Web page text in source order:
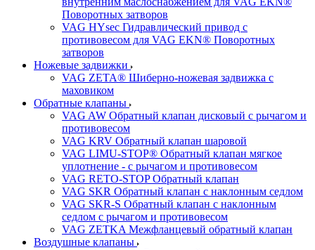
Поворотных затворов
VAG HYsec Гидравлический привод с
противовесом для VAG EKN® Поворотных
затворов
Ножевые задвижки
VAG ZETA® Шиберно-ножевая задвижка с
маховиком
Обратные клапаны
VAG AW Обратный клапан дисковый с рычагом и
противовесом
VAG KRV Обратный клапан шаровой
VAG LIMU-STOP® Обратный клапан мягкое
уплотнение - с рычагом и противовесом
VAG RETO-STOP Обратный клапан
VAG SKR Обратный клапан с наклонным седлом
VAG SKR-S Обратный клапан с наклонным
седлом с рычагом и противовесом
VAG ZETKA Межфланцевый обратный клапан
Воздушные клапаны